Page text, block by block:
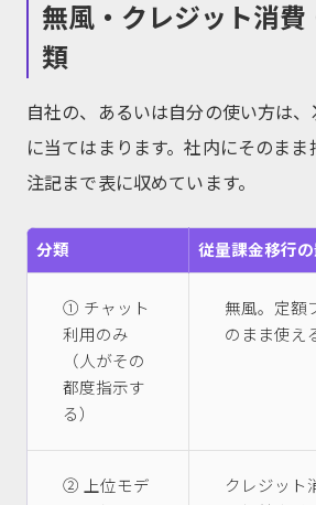
無風・クレジット消
類
自社の、あるいは自分の使い方は
に当てはまります。社内にそのまま
注記まで表に収めています。
分類 従量課金移行
① チャット
利用のみ
（人がその
都度指示す
る）
無風。定額
のまま使え
② 上位モデ
クレジット